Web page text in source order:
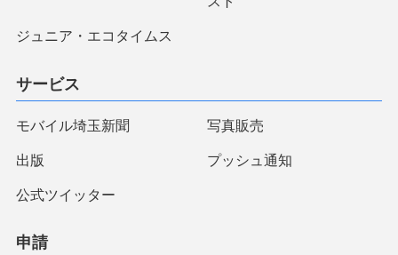
ジュニア・エコタイムス
サービス
モバイル埼玉新聞 写真販売
出版 プッシュ通知
公式ツイッター
申請